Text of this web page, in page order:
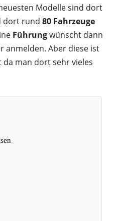
Modelle sind dort
dort rund 80 Fahrzeuge
Führungwünscht dann
anmelden. Aber diese ist
man dort sehr vieles